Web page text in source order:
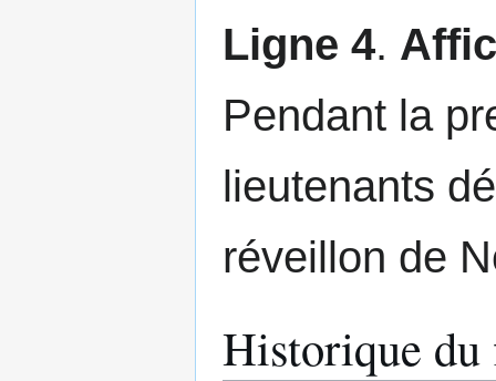
Ligne 4.
Pendant la
lieutenants
réveillon de
Historique